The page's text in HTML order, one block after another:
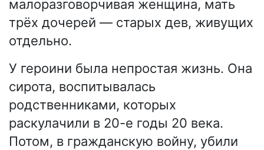
малоразговорчивая женщина, мать
трёх дочерей — старых дев, живущих
отдельно.
У героини была непростая жизнь. Она
сирота, воспитывалась
родственниками, которых
раскулачили в 20-е годы 20 века.
Потом, в гражданскую войну, убили